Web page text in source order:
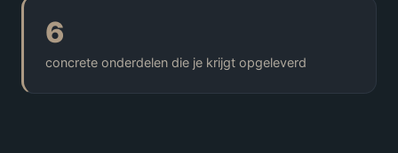
6
concrete onderdelen die je krijgt opgeleverd